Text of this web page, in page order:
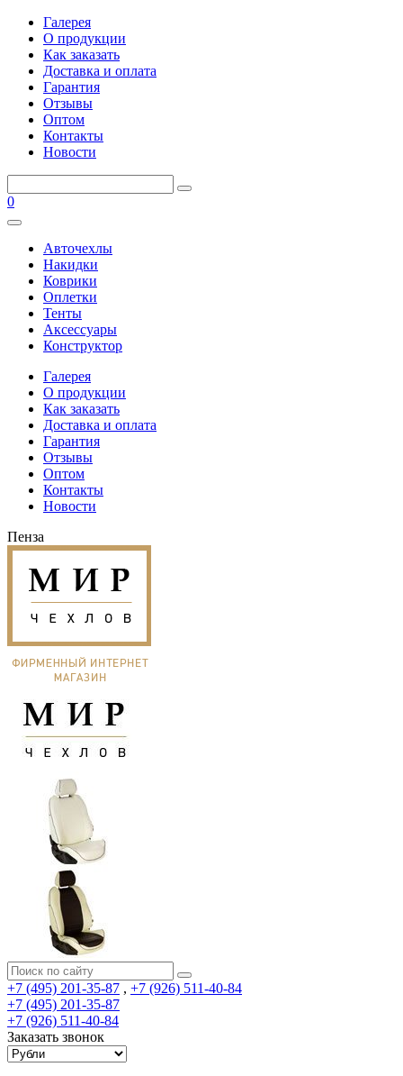
Галерея
О продукции
Как заказать
Доставка и оплата
Гарантия
Отзывы
Оптом
Контакты
Новости
0
Авточехлы
Накидки
Коврики
Оплетки
Тенты
Аксессуары
Конструктор
Галерея
О продукции
Как заказать
Доставка и оплата
Гарантия
Отзывы
Оптом
Контакты
Новости
Пенза
+7 (495) 201-35-87 , +7 (926) 511-40-84
+7 (495) 201-35-87
+7 (926) 511-40-84
Заказать звонок